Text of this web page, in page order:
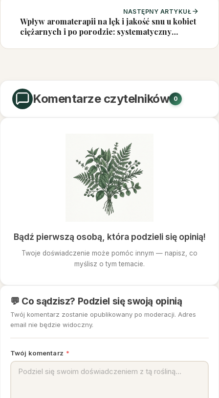
NASTĘPNY ARTYKUŁ
Wpływ aromaterapii na lęk i jakość snu u kobiet
ciężarnych i po porodzie: systematyczny
Komentarze czytelników 0
Bądź pierwszą osobą, która podzieli się opinią!
Twoje doświadczenie może pomóc innym — napisz, co
myślisz o tym temacie.
💬 Co sądzisz? Podziel się swoją opinią
Twój komentarz zostanie opublikowany po moderacji. Adres
email nie będzie widoczny.
Twój komentarz *